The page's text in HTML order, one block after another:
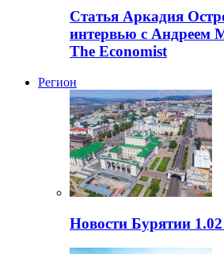
Статья Аркадия
интервью с Андреем
The Economist
Регион
Новости Бурятии